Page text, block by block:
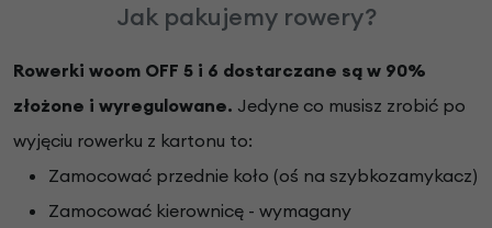
Jak pakujemy rowery?
Rowerki woom OFF 5 i 6 dostarczane są w 90%
złożone i wyregulowane. Jedyne co musisz zrobić po
wyjęciu rowerku z kartonu to:
Zamocować przednie koło (oś na szybkozamykacz)
Zamocować kierownicę - wymagany